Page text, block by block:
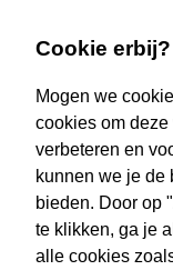
Cookie erbij?
Mogen we
cookies om
verbeteren en
kunnen we je de
bieden. Door op
te klikken, ga je
alle cookies
Ondersteuning
PrO
Over ons
Schoolkosten